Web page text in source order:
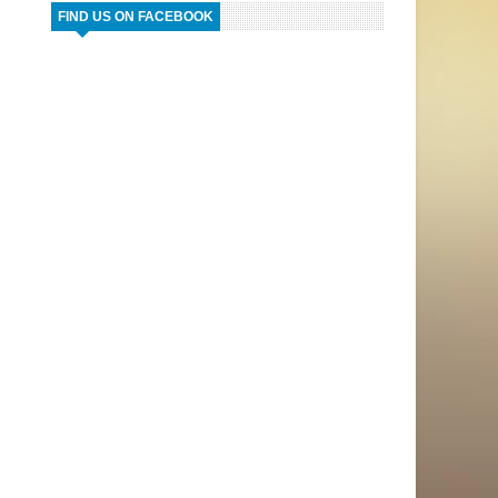
FIND US ON FACEBOOK